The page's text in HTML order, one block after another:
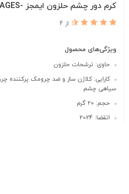
کرم دور چشم حلزون ایمجز -IMAGES
از 4
ویژگی‌های محصول
حاوی: ترشحات حلزون
کارایی: کلاژن ساز و ضد چرومک
سیاهی چشم
حجم: ۲۰ گرم
اتقضا: 2024